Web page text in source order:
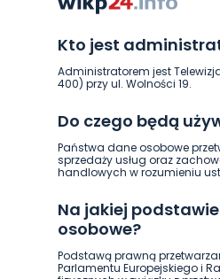
Kto jest
Administratorem jest
400) przy ul. Wolności 19.
Do czego będą
Państwa dane osobowe
sprzedaży usług oraz
handlowych w rozumieniu
Na jakiej
osobowe?
Podstawą prawną
Parlamentu Europejskiego i
RELIGIA SAMORZĄD